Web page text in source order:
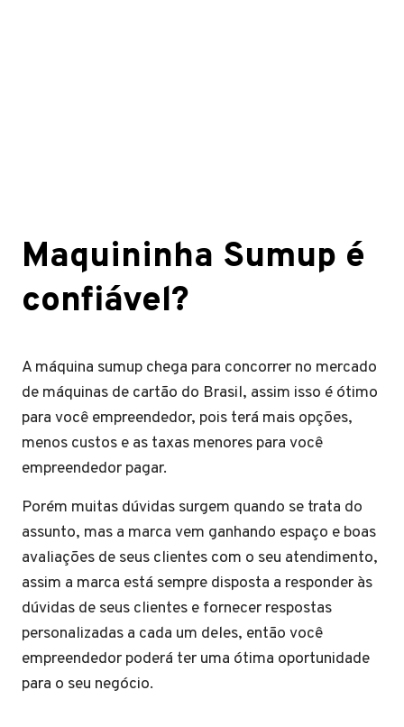
Maquininha Sumup é
confiável?
A máquina sumup chega para concorrer no mercado
de máquinas de cartão do Brasil, assim isso é ótimo
para você empreendedor, pois terá mais opções,
menos custos e as taxas menores para você
empreendedor pagar.
Porém muitas dúvidas surgem quando se trata do
assunto, mas a marca vem ganhando espaço e boas
avaliações de seus clientes com o seu atendimento,
assim a marca está sempre disposta a responder às
dúvidas de seus clientes e fornecer respostas
personalizadas a cada um deles, então você
empreendedor poderá ter uma ótima oportunidade
para o seu negócio.